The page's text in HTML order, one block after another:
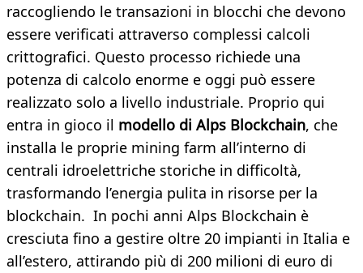
raccogliendo le transazioni in blocchi che devono
essere verificati attraverso complessi calcoli
crittografici. Questo processo richiede una
potenza di calcolo enorme e oggi può essere
realizzato solo a livello industriale. Proprio qui
entra in gioco il modello di Alps Blockchain, che
installa le proprie mining farm all’interno di
centrali idroelettriche storiche in difficoltà,
trasformando l’energia pulita in risorse per la
blockchain. In pochi anni Alps Blockchain è
cresciuta fino a gestire oltre 20 impianti in Italia e
all’estero, attirando più di 200 milioni di euro di